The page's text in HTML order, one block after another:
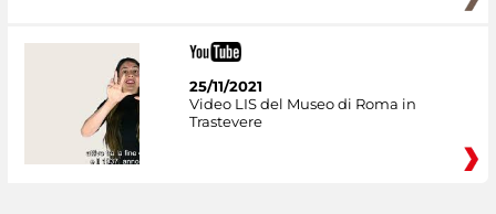
25/11/2021
Video LIS del Museo di Roma in
Trastevere